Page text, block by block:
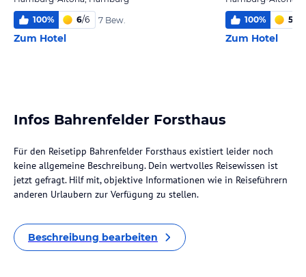
100% 6/6 7 Bew.
Zum Hotel
100% 5,8
Zum Hotel
Infos Bahrenfelder Forsthaus
Für den Reisetipp Bahrenfelder Forsthaus existiert leider noch
keine allgemeine Beschreibung. Dein wertvolles Reisewissen ist
jetzt gefragt. Hilf mit, objektive Informationen wie in Reiseführern
anderen Urlaubern zur Verfügung zu stellen.
Beschreibung bearbeiten